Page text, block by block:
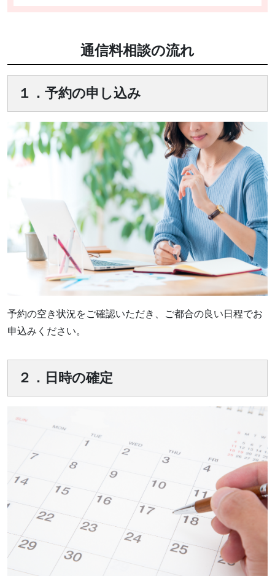
通信料相談の流れ
１．予約の申し込み
予約の空き状況をご確認いただき、ご都合の良い日程でお
申込みください。
２．日時の確定